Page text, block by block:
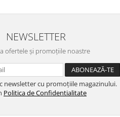
NEWSLETTER
ofertele și promoțiile noastre
newsletter cu promoțiile magazinului.
Politica de Confidentialitate